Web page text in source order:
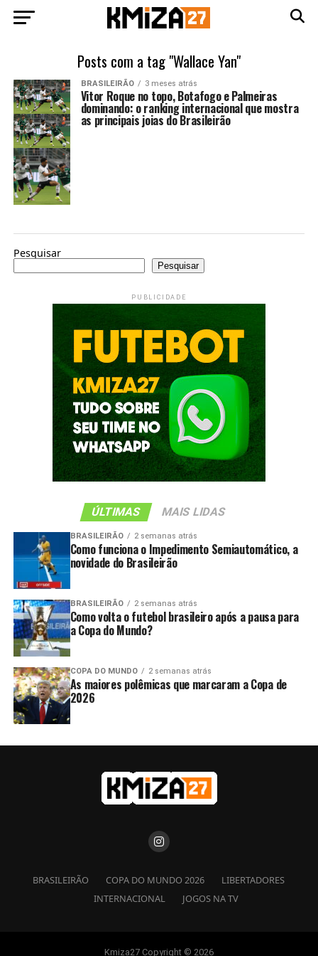
Posts com a tag "Wallace Yan"
BRASILEIRÃO 3 meses atrás
Vitor Roque no topo, Botafogo e Palmeiras
dominando: o ranking internacional que mostra
as principais joias do Brasileirão
Pesquisar
Pesquisar
PUBLICIDADE
ÚLTIMAS MAIS LIDAS
BRASILEIRÃO 2 semanas atrás
Como funciona o Impedimento Semiautomático, a
novidade do Brasileirão
BRASILEIRÃO 2 semanas atrás
Como volta o futebol brasileiro após a pausa para
a Copa do Mundo?
COPA DO MUNDO 2 semanas atrás
As maiores polêmicas que marcaram a Copa de
2026
BRASILEIRÃO COPA DO MUNDO 2026
LIBERTADORES
INTERNACIONAL
JOGOS NA TV
Kmiza27 Copyright © 2026